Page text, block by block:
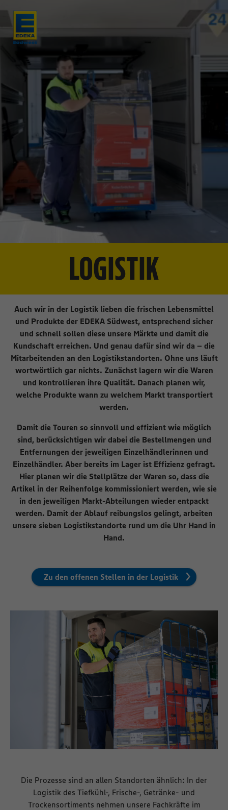
LOGISTIK
Auch wir in der Logistik lieben die frischen Lebensmittel
und Produkte der EDEKA Südwest, entsprechend sicher
und schnell sollen diese unsere Märkte und damit die
Kundschaft erreichen. Und genau dafür sind wir da – die
Mitarbeitenden an den Logistikstandorten. Ohne uns läuft
wortwörtlich gar nichts. Zunächst lagern wir die Waren
und kontrollieren ihre Qualität. Danach planen wir,
welche Produkte wann zu welchem Markt transportiert
werden.
Damit die Touren so sinnvoll und effizient wie möglich
sind, berücksichtigen wir dabei die Bestellmengen und
Entfernungen der jeweiligen Einzelhändlerinnen und
Einzelhändler. Aber bereits im Lager ist Effizienz gefragt.
Hier planen wir die Stellplätze der Waren so, dass die
Artikel in der Reihenfolge kommissioniert werden, wie sie
in den jeweiligen Markt-Abteilungen wieder entpackt
werden. Damit der Ablauf reibungslos gelingt, arbeiten
unsere sieben Logistikstandorte rund um die Uhr Hand in
Hand.
Zu den offenen Stellen in der Logistik
Die Prozesse sind an allen Standorten ähnlich: In der
Logistik des Tiefkühl-, Frische-, Getränke- und
Trockensortiments nehmen unsere Fachkräfte im